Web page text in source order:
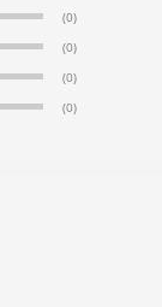
(0)
(0)
(0)
(0)